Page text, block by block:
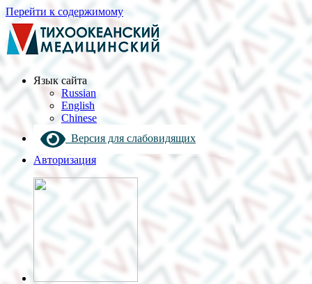
Перейти к содержимому
Язык cайта
Russian
English
Chinese
Версия для слабовидящих
Авторизация